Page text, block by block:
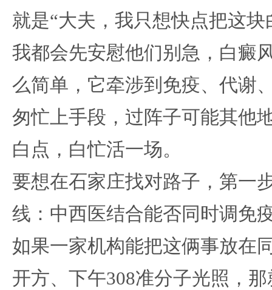
就是“大夫，我只想快点把这
我都会先安慰他们别急，白癜
么简单，它牵涉到免疫、代谢
匆忙上手段，过阵子可能其他
白点，白忙活一场。
要想在石家庄找对路子，第一
线：中西医结合能否同时调免
如果一家机构能把这俩事放在
开方、下午308准分子光照，